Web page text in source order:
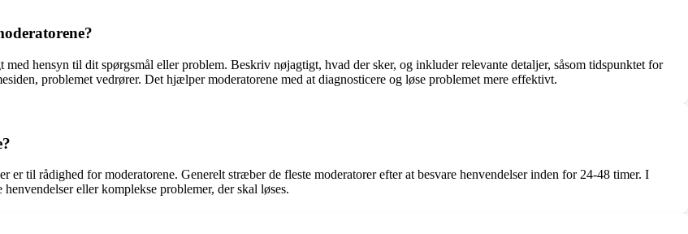
hensyn til dit spørgsmål eller problem. Beskriv nøjagtigt, hvad der sker, og inkluder relevante detaljer, såsom tidspunktet for
problemet vedrører. Det hjælper moderatorene med at diagnosticere og løse problemet mere effektivt.
til rådighed for moderatorene. Generelt stræber de fleste moderatorer efter at besvare henvendelser inden for 24-48 timer. I
eller komplekse problemer, der skal løses.